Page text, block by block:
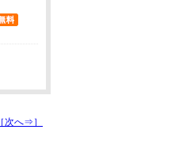
［次へ⇒］